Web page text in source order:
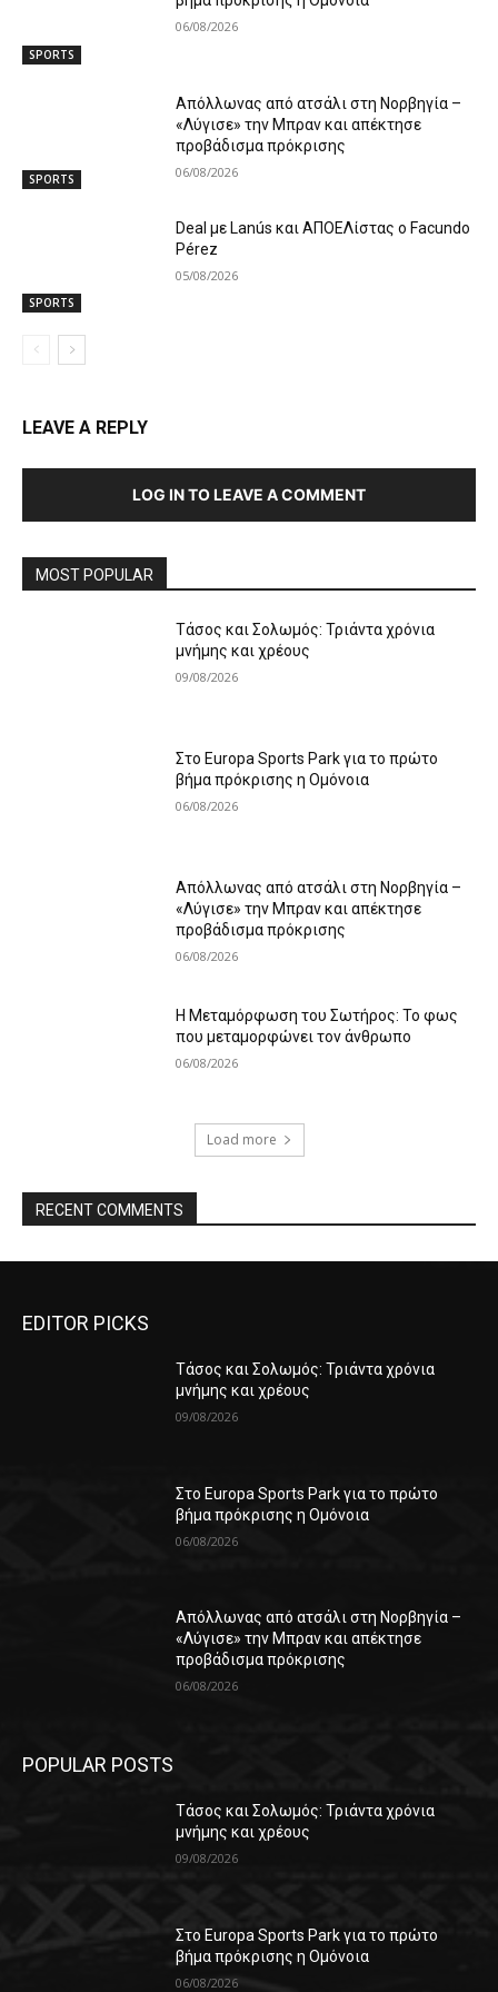
SPORTS
06/08/2026
SPORTS
Απόλλωνας από ατσάλι στη Νορβηγία –
«Λύγισε» την Μπραν και απέκτησε
προβάδισμα πρόκρισης
06/08/2026
SPORTS
Deal με Lanús και ΑΠΟΕΛίστας ο Facundo
Pérez
05/08/2026
LEAVE A REPLY
LOG IN TO LEAVE A COMMENT
MOST POPULAR
Τάσος και Σολωμός: Τριάντα χρόνια
μνήμης και χρέους
09/08/2026
Στο Europa Sports Park για το πρώτο
βήμα πρόκρισης η Ομόνοια
06/08/2026
Απόλλωνας από ατσάλι στη Νορβηγία –
«Λύγισε» την Μπραν και απέκτησε
προβάδισμα πρόκρισης
06/08/2026
Η Μεταμόρφωση του Σωτήρος: Το φως
που μεταμορφώνει τον άνθρωπο
06/08/2026
Load more
RECENT COMMENTS
EDITOR PICKS
Τάσος και Σολωμός: Τριάντα χρόνια
μνήμης και χρέους
09/08/2026
Στο Europa Sports Park για το πρώτο
βήμα πρόκρισης η Ομόνοια
06/08/2026
Απόλλωνας από ατσάλι στη Νορβηγία –
«Λύγισε» την Μπραν και απέκτησε
προβάδισμα πρόκρισης
06/08/2026
POPULAR POSTS
Τάσος και Σολωμός: Τριάντα χρόνια
μνήμης και χρέους
09/08/2026
Στο Europa Sports Park για το πρώτο
βήμα πρόκρισης η Ομόνοια
06/08/2026